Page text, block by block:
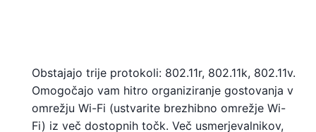
Obstajajo trije protokoli: 802.11r, 802.11k, 802.11v.
Omogočajo vam hitro organiziranje gostovanja v
omrežju Wi-Fi (ustvarite brezhibno omrežje Wi-
Fi) iz več dostopnih točk. Več usmerjevalnikov,